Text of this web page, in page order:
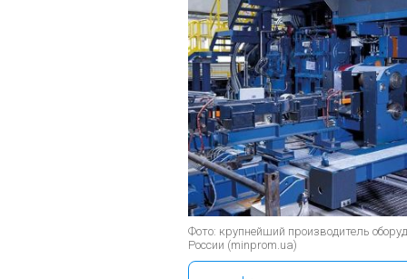
Фото: крупнейший производитель
России (minprom.ua)